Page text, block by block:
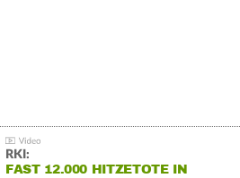
RKI:
FAST 12.000 HITZETOTE IN